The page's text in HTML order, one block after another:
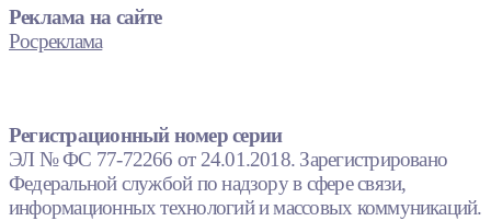
Реклама на сайте
Росреклама
Регистрационный номер серии
ЭЛ № ФС 77-72266 от 24.01.2018. Зарегистрировано
Федеральной службой по надзору в сфере связи,
информационных технологий и массовых коммуникаций.